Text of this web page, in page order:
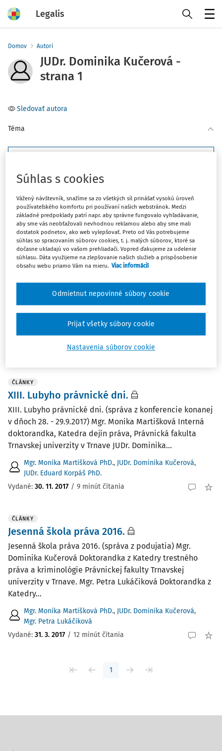
Legalis
Domov Autori
JUDr. Dominika Kučerová -
strana 1
Sledovať autora
Téma
Zoradiť podľa:
Najnovšie Najstaršie
ČLÁNKY
Jesenná škola práva 2017.
doktorand na Katedre teórie práva a ústavného práva,
Právnická fakulta Trnavskej univerzity v Trnave; JUDr.
Mgr. Monika Martišková PhD.,Mgr. Dominik Fabian
Dominika Kučerová
/ 14 minút čítania
ČLÁNKY
XIII. Lubyho právnické dni.
XIII. Lubyho právnické dni. (správa z konferencie konanej
v dňoch 28. - 29.9.2017) Mgr. Monika Martišková Interná
doktorandka, Katedra dejín práva, Právnická fakulta
Trnavskej univerzity v Trnave JUDr. Dominika...
Mgr. Monika Martišková PhD., JUDr. Dominika Kučerová,
JUDr. Eduard Korpáš PhD.
Vydané: 30. 11. 2017 / 9 minút čítania
ČLÁNKY
Jesenná škola práva 2016.
Jesenná škola práva 2016. (správa z podujatia) Mgr.
Dominika Kučerová Doktorandka z Katedry trestného
práva a kriminológie Právnickej fakulty Trnavskej
univerzity v Trnave. Mgr. Petra Lukáčiková Doktorandka z
Katedry...
Mgr. Monika Martišková PhD., JUDr. Dominika Kučerová,
Mgr. Petra Lukáčiková
Vydané: 31. 3. 2017 / 12 minút čítania
1
Súhlas s cookies
Vážený návštevník, snažíme sa zo všetkých síl prinášať vysokú úroveň
používateľského komfortu pri používaní našich webstránok. Medzi
základné predpoklady patrí napr. aby správne fungovalo vyhľadávanie,
aby sme vás neobťažovali nevhodnou reklamou alebo aby sme mali
dostatok podnetov, ako web vylepšovať. Preto od Vás potrebujeme
súhlas so spracovaním súborov cookies, t. j. malých súborov, ktoré sa
dočasne ukladajú vo vašom prehliadači. Vopred ďakujeme za udelenie
súhlasu. Dáta využijeme na zlepšovanie našich služieb a prispôsobenie
obsahu webu priamo Vám na mieru. Viac informácií
Nastavenia súborov cookie
Odmietnut nepovinné súbory cookie
Prijať všetky súbory cookie